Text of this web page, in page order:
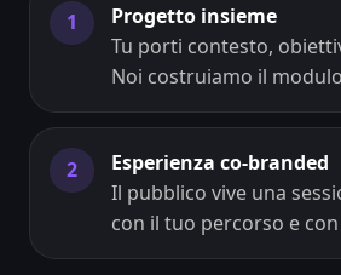
1
Progetto insieme
Tu porti contesto,
Noi costruiamo il
2
Esperienza co-branded
Il pubblico vive una
con il tuo percorso e